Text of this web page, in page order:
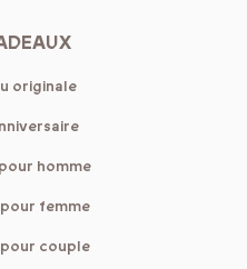
originale
homme
femme
couple